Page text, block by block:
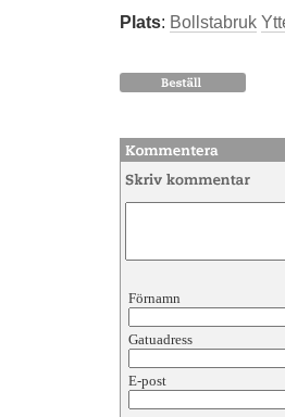
Plats: Bollstabruk
Förnamn
Gatuadress
E-post